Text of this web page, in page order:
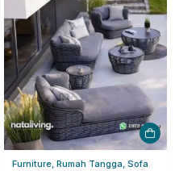
Furniture, Rumah Tangga, Sofa